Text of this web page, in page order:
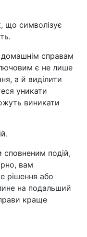
що символізує
домашнім справам
є не лише
а й виділити
уникати
виникати
сповненим подій,
вам
рішення або
на подальший
краще